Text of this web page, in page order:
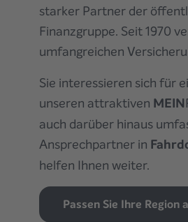
starker Partner der
Finanzgruppe. Seit 1970
umfangreichen
Sie interessieren sich für
unseren attraktiven MEIN
auch darüber hinaus
Ansprechpartner in
helfen Ihnen weiter.
Passen Sie Ihre Region